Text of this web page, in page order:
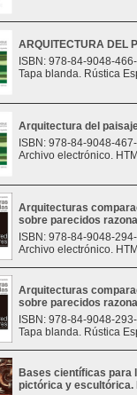
ARQUITECTURA DEL
ISBN: 978-84-9048-
Tapa blanda. Rústica
Arquitectura del
ISBN: 978-84-9048-
Archivo electrónico.
Arquitecturas
sobre parecidos
ISBN: 978-84-9048-
Archivo electrónico.
Arquitecturas
sobre parecidos
ISBN: 978-84-9048-
Tapa blanda. Rústica
Bases científicas para
pictórica y escultórica.